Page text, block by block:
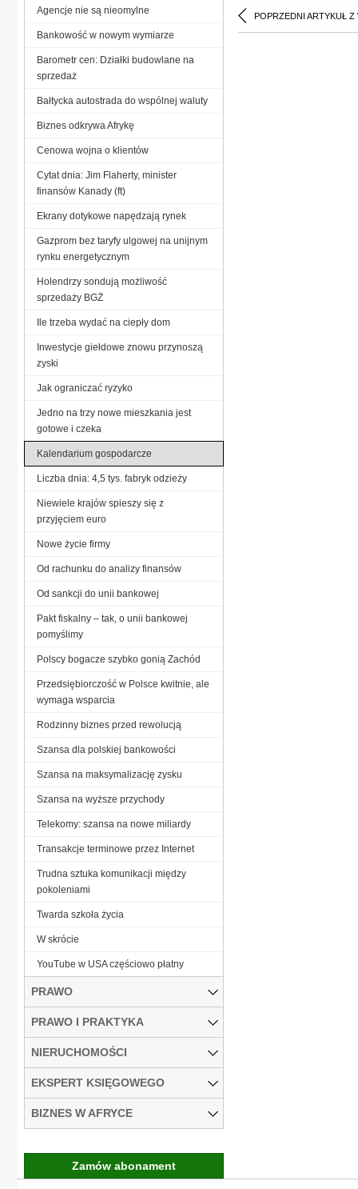
POPRZEDNI ARTYKUŁ Z
Agencje nie są nieomylne
Bankowość w nowym wymiarze
Barometr cen: Działki budowlane na
sprzedaż
Bałtycka autostrada do wspólnej waluty
Biznes odkrywa Afrykę
Cenowa wojna o klientów
Cytat dnia: Jim Flaherty, minister
finansów Kanady (ft)
Ekrany dotykowe napędzają rynek
Gazprom bez taryfy ulgowej na unijnym
rynku energetycznym
Holendrzy sondują możliwość
sprzedaży BGŻ
Ile trzeba wydać na ciepły dom
Inwestycje giełdowe znowu przynoszą
zyski
Jak ograniczać ryzyko
Jedno na trzy nowe mieszkania jest
gotowe i czeka
Kalendarium gospodarcze
Liczba dnia: 4,5 tys. fabryk odzieży
Niewiele krajów spieszy się z
przyjęciem euro
Nowe życie firmy
Od rachunku do analizy finansów
Od sankcji do unii bankowej
Pakt fiskalny – tak, o unii bankowej
pomyślimy
Polscy bogacze szybko gonią Zachód
Przedsiębiorczość w Polsce kwitnie, ale
wymaga wsparcia
Rodzinny biznes przed rewolucją
Szansa dla polskiej bankowości
Szansa na maksymalizację zysku
Szansa na wyższe przychody
Telekomy: szansa na nowe miliardy
Transakcje terminowe przez Internet
Trudna sztuka komunikacji między
pokoleniami
Twarda szkoła życia
W skrócie
YouTube w USA częściowo płatny
PRAWO
PRAWO I PRAKTYKA
NIERUCHOMOŚCI
EKSPERT KSIĘGOWEGO
BIZNES W AFRYCE
Zamów abonament